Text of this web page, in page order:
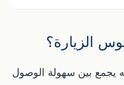
الزيارة؟
يجمع بين سهولة الوصول